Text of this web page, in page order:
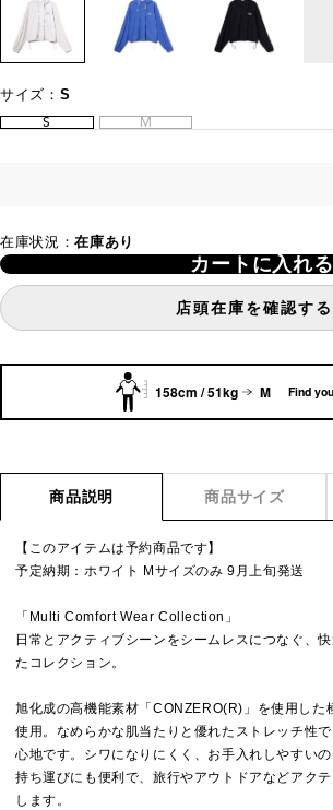
サイズ： S
S
M
在庫状況：在庫あり
カートに入れる
店頭在庫を確認する
158cm / 51kg M Find
商品説明 商品サイズ
【このアイテムは予約商品です】
予定納期：ホワイト Mサイズのみ 9月上旬発送
「Multi Comfort Wear Collection」
日常とアクティブシーンをシームレスにつなぐ、
たコレクション。
旭化成の高機能素材「CONZERO(R)」を使用した
使用。なめらかな肌当たりと優れたストレッチ性
心地です。シワになりにくく、お手入れしやすいの
持ち運びにも便利で、旅行やアウトドアなどアク
します。